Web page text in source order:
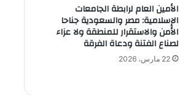
اعتقال 25 فلسطينيا بالضفة الغربية لترتفع
الحصيلة إلى 7895 معتقلا منذ 7 أكتوبر
الماضي،
الأمين العام لرابطة الجامعات
الإسلامية: مصر والسعودية جناحا
الأمن والاستقرار للمنطقة ولا عزاء
لصناع الفتنة ودعاة الفرقة
22 مارس، 2026